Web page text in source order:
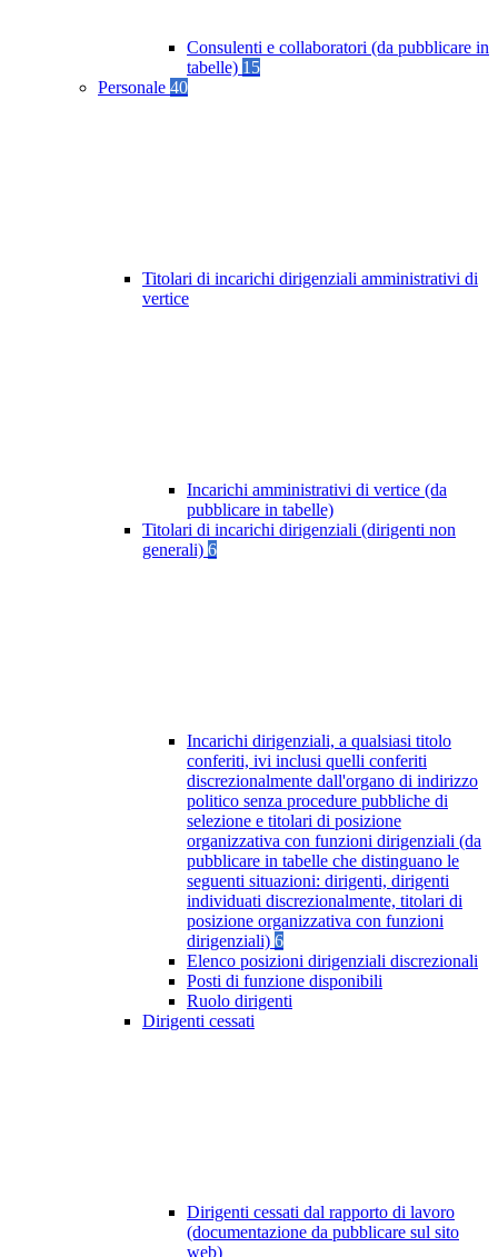
Consulenti e collaboratori (da pubblicare in
tabelle) 15
Personale 40
Titolari di incarichi dirigenziali amministrativi di
vertice
Incarichi amministrativi di vertice (da
pubblicare in tabelle)
Titolari di incarichi dirigenziali (dirigenti non
generali) 6
Incarichi dirigenziali, a qualsiasi titolo
conferiti, ivi inclusi quelli conferiti
discrezionalmente dall'organo di indirizzo
politico senza procedure pubbliche di
selezione e titolari di posizione
organizzativa con funzioni dirigenziali (da
pubblicare in tabelle che distinguano le
seguenti situazioni: dirigenti, dirigenti
individuati discrezionalmente, titolari di
posizione organizzativa con funzioni
dirigenziali) 6
Elenco posizioni dirigenziali discrezionali
Posti di funzione disponibili
Ruolo dirigenti
Dirigenti cessati
Dirigenti cessati dal rapporto di lavoro
(documentazione da pubblicare sul sito
web)